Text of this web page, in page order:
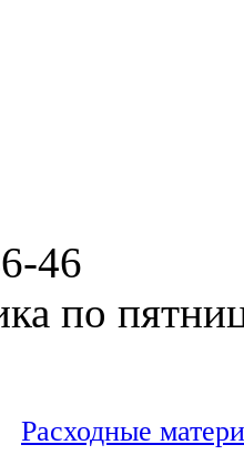
46
по
Расходные